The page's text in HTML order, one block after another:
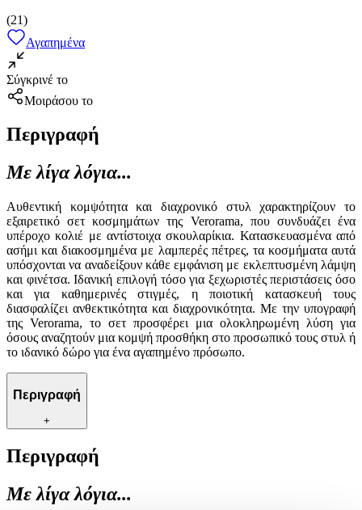
(21)
Αγαπημένα
Σύγκρινέ το
Μοιράσου το
Περιγραφή
Με λίγα λόγια...
Αυθεντική κομψότητα και διαχρονικό στυλ χαρακτηρίζουν το
εξαιρετικό σετ κοσμημάτων της Verorama, που συνδυάζει ένα
υπέροχο κολιέ με αντίστοιχα σκουλαρίκια. Κατασκευασμένα από
ασήμι και διακοσμημένα με λαμπερές πέτρες, τα κοσμήματα αυτά
υπόσχονται να αναδείξουν κάθε εμφάνιση με εκλεπτυσμένη λάμψη
και φινέτσα. Ιδανική επιλογή τόσο για ξεχωριστές περιστάσεις όσο
και για καθημερινές στιγμές, η ποιοτική κατασκευή τους
διασφαλίζει ανθεκτικότητα και διαχρονικότητα. Με την υπογραφή
της Verorama, το σετ προσφέρει μια ολοκληρωμένη λύση για
όσους αναζητούν μια κομψή προσθήκη στο προσωπικό τους στυλ ή
το ιδανικό δώρο για ένα αγαπημένο πρόσωπο.
Περιγραφή
+
Περιγραφή
Με λίγα λόγια...